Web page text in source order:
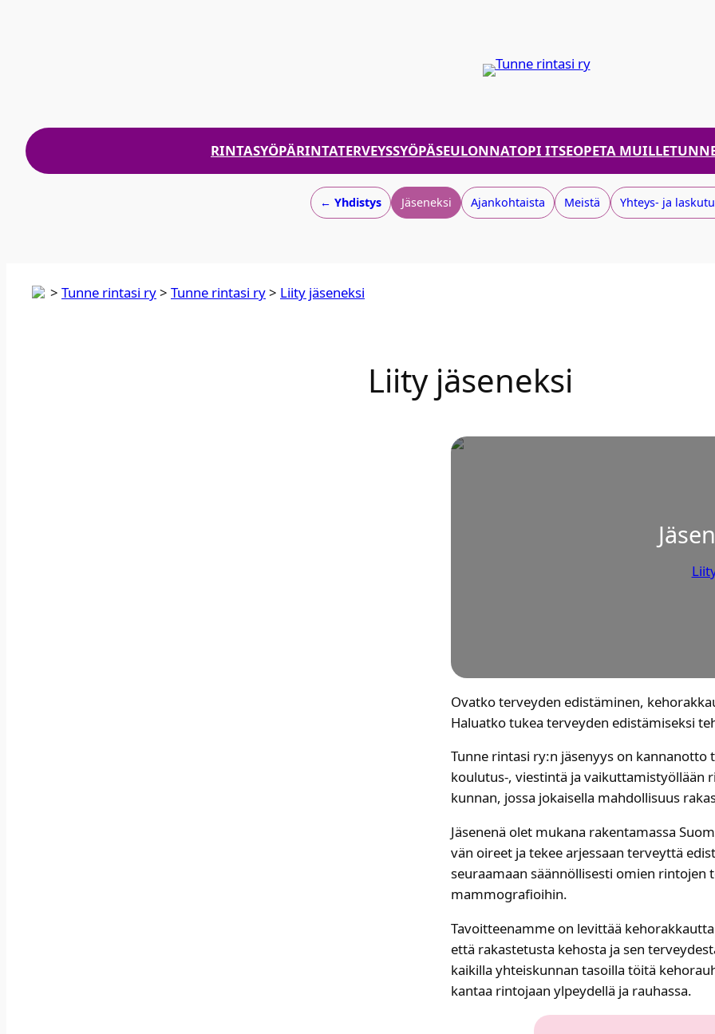
RINTASYÖPÄRINTATERVEYSSYÖPÄSEULONNATOPI ITSEOPETA MUILLE
← Yhdistys Jäseneksi Ajankohtaista Meistä Yhteys- ja
> Tunne rintasi ry> Tun­ne rin­ta­si ry> Lii­ty jäse­nek­si
Lii­ty jäse­nek­si
Ovat­ko ter­vey­den edis­tä­mi­nen,
Haluat­ko tukea ter­vey­den edis­tä­mi­sek­si
Tun­ne rin­ta­si ry:n jäse­nyys on kan­nan­ot­to
koulutus‑, vies­tin­tä ja
kun­nan, jos­sa jokai­sel­la mah­dol­li­suus
Jäse­ne­nä olet muka­na raken­ta­mas­sa
vän oireet ja tekee arjes­saan ter­veyt­tä
seu­raa­maan sään­nöl­li­ses­ti omien
mam­mo­gra­fioi­hin.​
Tavoit­tee­nam­me on levit­tää
että rakas­te­tus­ta kehos­ta ja sen
kai­kil­la yhteis­kun­nan tasoil­la töi­tä
kan­taa rin­to­jaan ylpey­del­lä ja rau­has­sa. ​